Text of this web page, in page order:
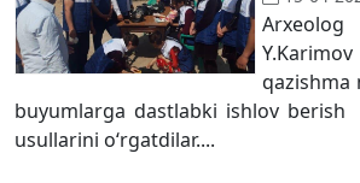
Arxeolog
qazishma
buyumlarga dastlabki ishlov berish
usullarini o‘rgatdilar....